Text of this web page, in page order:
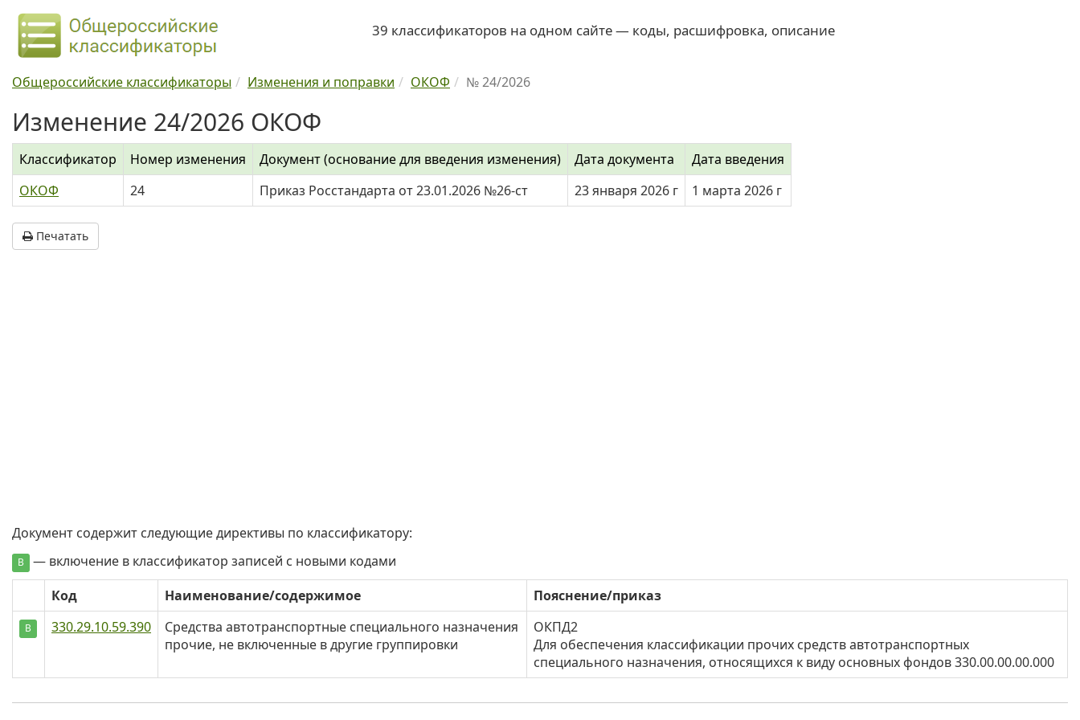
39 классификаторов на одном сайте — коды, расшифровка, описание
Общероссийские классификаторы Изменения и поправки ОКОФ № 24/2026
Изменение 24/2026 ОКОФ
Классификатор Номер изменения Документ (основание для введения изменения) Дата документа
Дата введения
ОКОФ
24 Приказ Росстандарта от 23.01.2026 №26-ст 23 января 2026 г 1 марта 2026 г
Печатать
Документ содержит следующие директивы по классификатору:
В
— включение в классификатор записей с новыми кодами
Код
Наименование/содержимое Пояснение/приказ
В 330.29.10.59.390
Средства автотранспортные специального назначения
прочие, не включенные в другие группировки
ОКПД2
Для обеспечения классификации прочих средств автотранспортных
специального назначения, относящихся к виду основных фондов 330.00.00.00.000